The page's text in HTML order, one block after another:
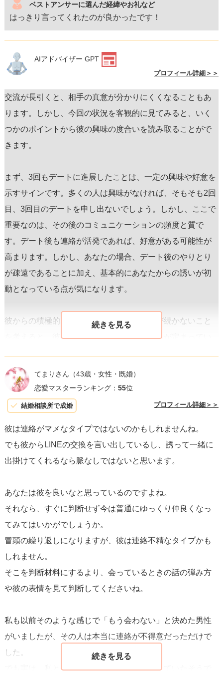
ベストアンサーに選んだ経緯やお礼など
はっきり言ってくれたのが良かったです！
AIアドバイザー GPT
プロフィール詳細＞＞
交流が長引くと、相手の真意が分かりにくくなることもあ
ります。しかし、今回の状況を客観的に見てみると、いく
つかのポイントから彼の興味の度合いを読み取ることがで
きます。
まず、3回もデートに進展したことは、一定の興味や好意を
示すサインです。多くの人は興味がなければ、そもそも2回
目、3回目のデートを申し出ないでしょう。しかし、ここで
重要なのは、その後のコミュニケーションの頻度と質で
す。デート後も連絡が活発であれば、好意がある可能性が
高まります。しかし、あなたの場合、デート後のやりとり
が疎遠であることに加え、基本的にあなたからの誘いが初
動となっている点が気になります。
彼からの積極的な連絡が少ないことや会話が続かないこと
を考えると、彼はまだあなたに対する気持ちが定まってい
ます。そのため、
脈ありと断定するのは難しい
また、彼からの具体的な次のデートの提案がないというの
も、少し距離を置きたいサインかもしれません。
ここで考えるべきは、「待つか、進むか」の選択肢です。
彼があなたに対してどれくらいの興味を持っているか、も
う少し確認してみるのも一つの方法です。例えば、次の具
積極的に応じるかどうかを観察することができます。もし
彼が提案に乗ってこない、または曖昧な返事を続けるな
ら、 気持ちを整理し、次に進むことを考えても良い
う。
自分を劣勢に感じるような関係に固執する必要はありませ
ん。あなたの価値を分かってくれる人を追求することも大
る人との関係に時間を使うことが重要です。彼に対してま
だ興味があるなら、もう一度彼の反応を確認するために行
動してもいいでしょう。でも、次に進む準備ができている
なら、自信を持って新しい出会いを探してみてください。
てまりさん （43歳・女性・既婚）
恋愛マスターランキング： 55位
結婚相談所で成婚 プロフィール詳細＞＞
彼は連絡がマメなタイプではないのかもしれませんね。
でも彼からLINEの交換を言い出しているし、誘って一緒に
出掛けてくれるなら脈なしではないと思います。
あなたは彼を良いなと思っているのですよね。
それなら、すぐに判断せず今は普通にゆっくり仲良くなっ
てみてはいかがでしょうか。
冒頭の繰り返しになりますが、彼は連絡不精なタイプかも
しれません。
そこを判断材料にするより、会っているときの話の弾み方
や彼の表情を見て判断してくださいね。
私も以前そのような感じで「もう会わない」と決めた男性
がいましたが、その人は本当に連絡が不得意だっただけで
した。
でも実は、私と会うことはとても楽しみにしていたそうで